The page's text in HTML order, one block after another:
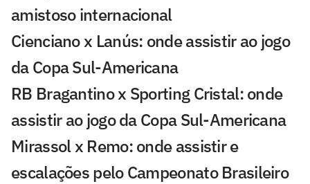
amistoso internacional
Cienciano x Lanús: onde assistir ao jogo
da Copa Sul-Americana
RB Bragantino x Sporting Cristal: onde
assistir ao jogo da Copa Sul-Americana
Mirassol x Remo: onde assistir e
escalações pelo Campeonato Brasileiro